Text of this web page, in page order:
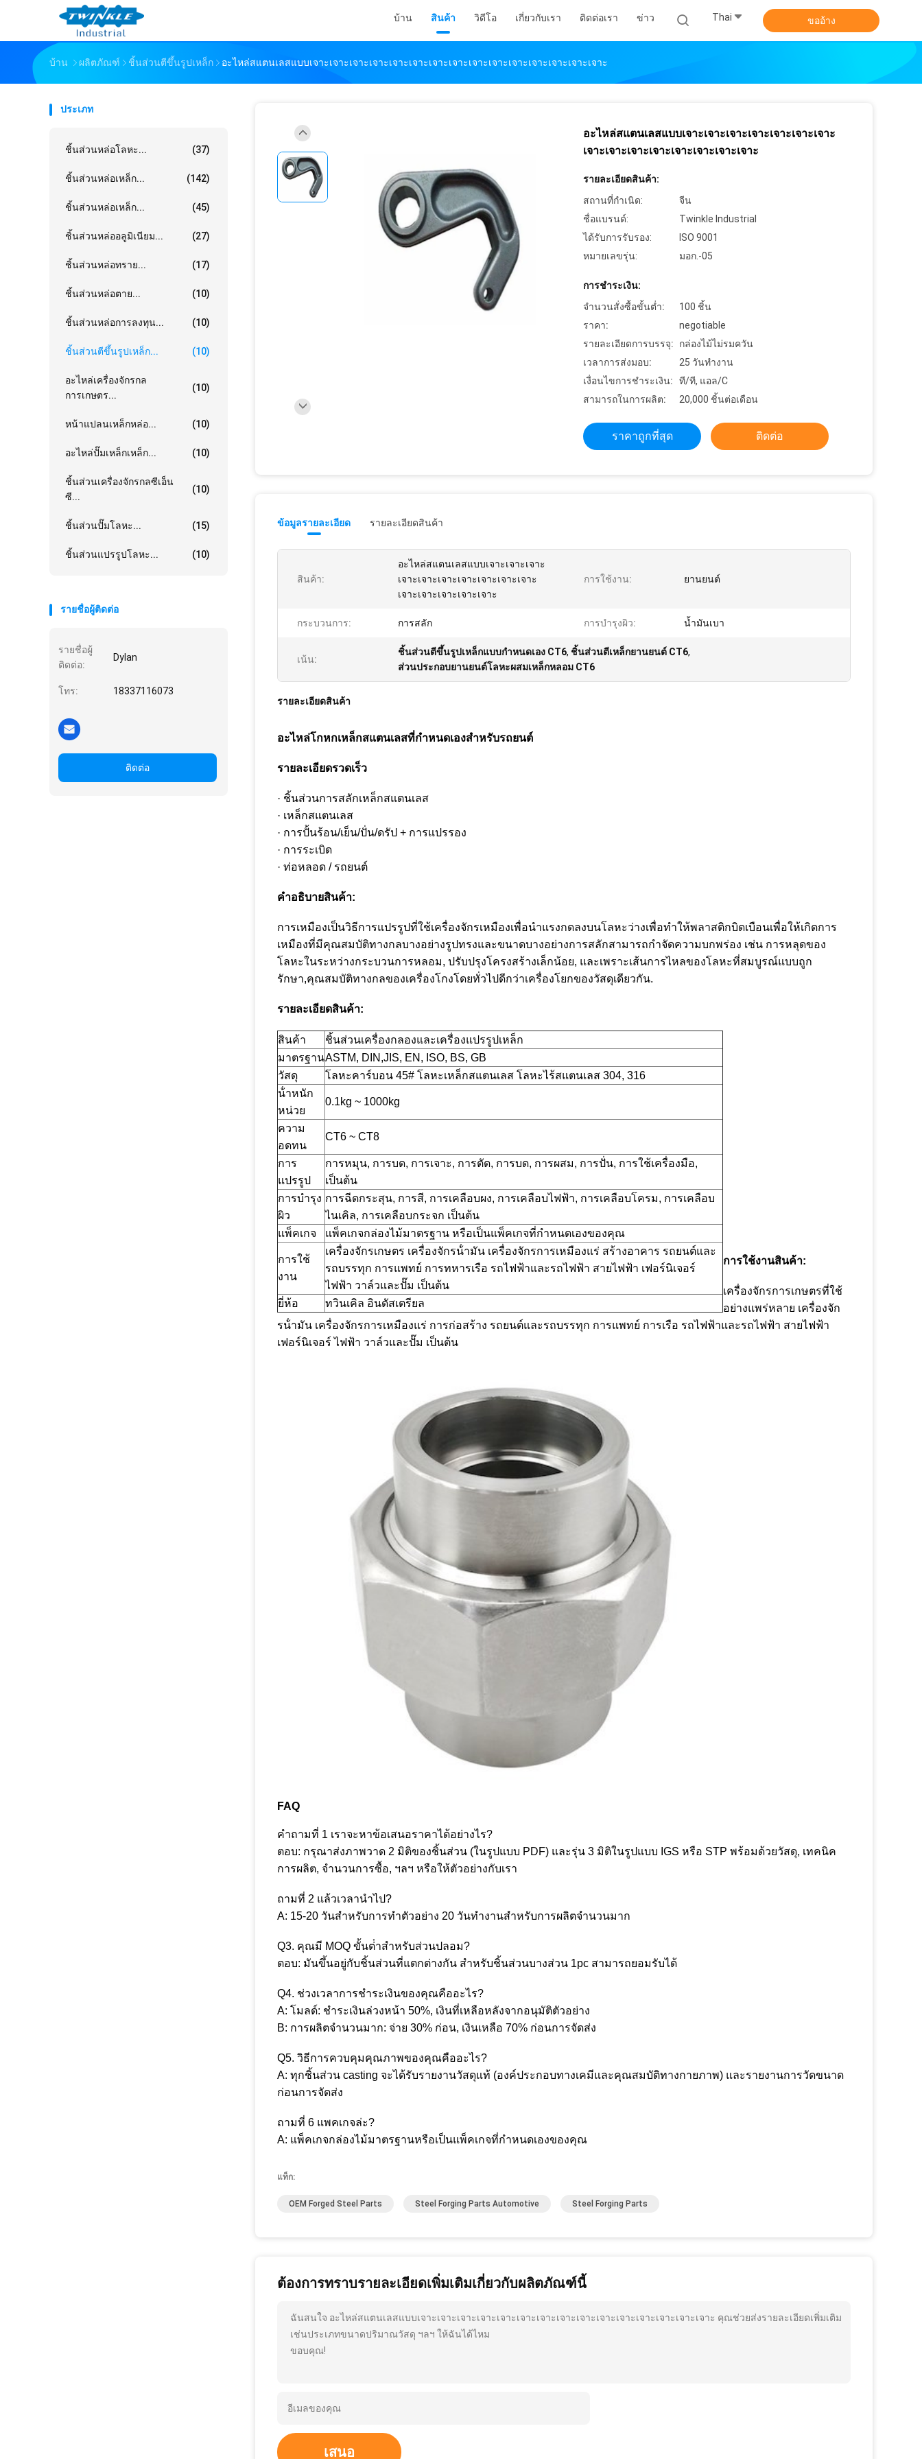
บ้าน สินค้า วิดีโอ เกี่ยวกับเรา ติดต่อเรา ข่าว Thai ขออ้าง
บ้าน ผลิตภัณฑ์ ชิ้นส่วนตีขึ้นรูปเหล็ก อะไหล่สแตนเลสแบบเจาะเจาะเจาะเจาะเจาะเจาะเจาะเจาะเจาะเจาะเจาะเจาะเจาะเจาะเจาะ
ประเภท
ชิ้นส่วนหล่อโลหะ... (37)
ชิ้นส่วนหล่อเหล็ก... (142)
ชิ้นส่วนหล่อเหล็ก... (45)
ชิ้นส่วนหล่ออลูมิเนียม... (27)
ชิ้นส่วนหล่อทราย... (17)
ชิ้นส่วนหล่อตาย... (10)
ชิ้นส่วนหล่อการลงทุน... (10)
ชิ้นส่วนตีขึ้นรูปเหล็ก... (10)
อะไหล่เครื่องจักรกล
การเกษตร...
(10)
หน้าแปลนเหล็กหล่อ... (10)
อะไหล่ปั๊มเหล็กเหล็ก... (10)
ชิ้นส่วนเครื่องจักรกลซีเอ็น
ซี...
(10)
ชิ้นส่วนปั๊มโลหะ... (15)
ชิ้นส่วนแปรรูปโลหะ... (10)
รายชื่อผู้ติดต่อ
รายชื่อผู้
ติดต่อ:
Dylan
โทร: 18337116073
ติดต่อ
อะไหล่สแตนเลสแบบเจาะเจาะเจาะเจาะเจาะเจาะเจาะ
เจาะเจาะเจาะเจาะเจาะเจาะเจาะเจาะ
รายละเอียดสินค้า:
สถานที่กำเนิด:
จีน
ชื่อแบรนด์:
Twinkle Industrial
ได้รับการรับรอง:
ISO 9001
หมายเลขรุ่น:
มอก.-05
การชำระเงิน:
จำนวนสั่งซื้อขั้นต่ำ:
100 ชิ้น
ราคา:
negotiable
รายละเอียดการบรรจุ:
กล่องไม้ไม่รมควัน
เวลาการส่งมอบ:
25 วันทำงาน
เงื่อนไขการชำระเงิน:
ที/ที, แอล/C
สามารถในการผลิต:
20,000 ชิ้นต่อเดือน
ราคาถูกที่สุด ติดต่อ
ข้อมูลรายละเอียด รายละเอียดสินค้า
สินค้า:
อะไหล่สแตนเลสแบบเจาะเจาะเจาะ
เจาะเจาะเจาะเจาะเจาะเจาะเจาะ
เจาะเจาะเจาะเจาะเจาะ
การใช้งาน: ยานยนต์
กระบวนการ: การสลัก การบํารุงผิว: น้ำมันเบา
เน้น:
ชิ้นส่วนตีขึ้นรูปเหล็กแบบกำหนดเอง CT6, ชิ้นส่วนตีเหล็กยานยนต์ CT6,
ส่วนประกอบยานยนต์โลหะผสมเหล็กหลอม CT6
รายละเอียดสินค้า
อะไหล่โกหกเหล็กสแตนเลสที่กําหนดเองสําหรับรถยนต์
รายละเอียดรวดเร็ว
· ชิ้นส่วนการสลักเหล็กสแตนเลส
· เหล็กสแตนเลส
· การปั้นร้อน/เย็น/ปั่น/ดรัป + การแปรรอง
· การระเบิด
· ท่อหลอด / รถยนต์
คําอธิบายสินค้า:
การเหมืองเป็นวิธีการแปรรูปที่ใช้เครื่องจักรเหมืองเพื่อนําแรงกดลงบนโลหะว่างเพื่อทําให้พลาสติกบิดเบือนเพื่อให้เกิดการ
เหมืองที่มีคุณสมบัติทางกลบางอย่างรูปทรงและขนาดบางอย่างการสลักสามารถกําจัดความบกพร่อง เช่น การหลุดของ
โลหะในระหว่างกระบวนการหลอม, ปรับปรุงโครงสร้างเล็กน้อย, และเพราะเส้นการไหลของโลหะที่สมบูรณ์แบบถูก
รักษา,คุณสมบัติทางกลของเครื่องโกงโดยทั่วไปดีกว่าเครื่องโยกของวัสดุเดียวกัน.
รายละเอียดสินค้า:
สินค้า
ชิ้นส่วนเครื่องกลองและเครื่องแปรรูปเหล็ก
มาตรฐานASTM, DIN,JIS, EN, ISO, BS, GB
วัสดุ
โลหะคาร์บอน 45# โลหะเหล็กสแตนเลส โลหะไร้สแตนเลส 304, 316
น้ําหนัก
หน่วย
0.1kg ~ 1000kg
ความ
อดทน
CT6 ~ CT8
การ
แปรรูป
การหมุน, การบด, การเจาะ, การตัด, การบด, การผสม, การปั่น, การใช้เครื่องมือ,
เป็นต้น
การบํารุง
ผิว
การฉีดกระสุน, การสี, การเคลือบผง, การเคลือบไฟฟ้า, การเคลือบโครม, การเคลือบ
ไนเคิล, การเคลือบกระจก เป็นต้น
แพ็คเกจ
แพ็คเกจกล่องไม้มาตรฐาน หรือเป็นแพ็คเกจที่กําหนดเองของคุณ
การใช้
งาน
เครื่องจักรเกษตร เครื่องจักรน้ํามัน เครื่องจักรการเหมืองแร่ สร้างอาคาร รถยนต์และ
รถบรรทุก การแพทย์ การทหารเรือ รถไฟฟ้าและรถไฟฟ้า สายไฟฟ้า เฟอร์นิเจอร์
ไฟฟ้า วาล์วและปั๊ม เป็นต้น
ยี่ห้อ
ทวินเคิล อินดัสเตรียล
การใช้งานสินค้า:
เครื่องจักรการเกษตรที่ใช้
อย่างแพร่หลาย เครื่องจัก
รน้ํามัน เครื่องจักรการเหมืองแร่ การก่อสร้าง รถยนต์และรถบรรทุก การแพทย์ การเรือ รถไฟฟ้าและรถไฟฟ้า สายไฟฟ้า
เฟอร์นิเจอร์ ไฟฟ้า วาล์วและปั๊ม เป็นต้น
FAQ
คําถามที่ 1 เราจะหาข้อเสนอราคาได้อย่างไร?
ตอบ: กรุณาส่งภาพวาด 2 มิติของชิ้นส่วน (ในรูปแบบ PDF) และรุ่น 3 มิติในรูปแบบ IGS หรือ STP พร้อมด้วยวัสดุ, เทคนิค
การผลิต, จํานวนการซื้อ, ฯลฯ หรือให้ตัวอย่างกับเรา
ถามที่ 2 แล้วเวลานําไป?
A: 15-20 วันสําหรับการทําตัวอย่าง 20 วันทํางานสําหรับการผลิตจํานวนมาก
Q3. คุณมี MOQ ขั้นต่ําสําหรับส่วนปลอม?
ตอบ: มันขึ้นอยู่กับชิ้นส่วนที่แตกต่างกัน สําหรับชิ้นส่วนบางส่วน 1pc สามารถยอมรับได้
Q4. ช่วงเวลาการชําระเงินของคุณคืออะไร?
A: โมลด์: ชําระเงินล่วงหน้า 50%, เงินที่เหลือหลังจากอนุมัติตัวอย่าง
B: การผลิตจํานวนมาก: จ่าย 30% ก่อน, เงินเหลือ 70% ก่อนการจัดส่ง
Q5. วิธีการควบคุมคุณภาพของคุณคืออะไร?
A: ทุกชิ้นส่วน casting จะได้รับรายงานวัสดุแท้ (องค์ประกอบทางเคมีและคุณสมบัติทางกายภาพ) และรายงานการวัดขนาด
ก่อนการจัดส่ง
ถามที่ 6 แพคเกจล่ะ?
A: แพ็คเกจกล่องไม้มาตรฐานหรือเป็นแพ็คเกจที่กําหนดเองของคุณ
แท็ก:
OEM Forged Steel Parts Steel Forging Parts Automotive Steel Forging Parts
ต้องการทราบรายละเอียดเพิ่มเติมเกี่ยวกับผลิตภัณฑ์นี้
ฉันสนใจ อะไหล่สแตนเลสแบบเจาะเจาะเจาะเจาะเจาะเจาะเจาะเจาะเจาะเจาะเจาะเจาะเจาะเจาะเจาะ คุณช่วยส่งรายละเอียดเพิ่มเติม
เช่นประเภทขนาดปริมาณวัสดุ ฯลฯ ให้ฉันได้ไหม
ขอบคุณ!
เสนอ